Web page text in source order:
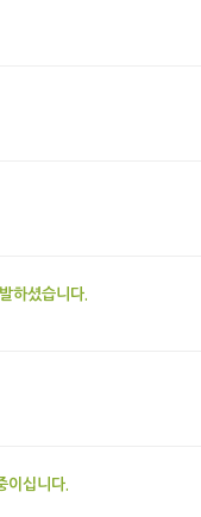
하셨습니다.
이십니다.